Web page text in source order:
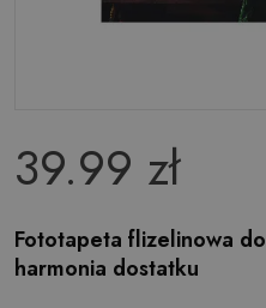
39.99 zł
Fototapeta flizelinowa
harmonia dostatku